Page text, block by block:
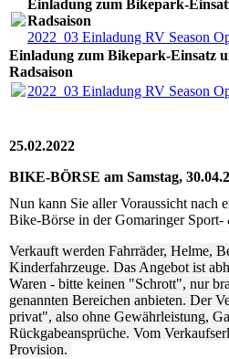
Einladung zum Bikepark-
Radsaison
2022_03 Einladung RV Season
Einladung zum Bikepark-Einsatz
Radsaison
2022_03 Einladung RV Season
25.02.2022
BIKE-BÖRSE am Samstag,
Nun kann Sie aller Voraussicht nach
Bike-Börse in der Gomaringer
Verkauft werden Fahrräder, Helme,
Kinderfahrzeuge. Das Angebot ist
Waren - bitte keinen "Schrott", nur
genannten Bereichen anbieten. Der
privat", also ohne Gewährleistung,
Rückgabeansprüche. Vom
Provision.